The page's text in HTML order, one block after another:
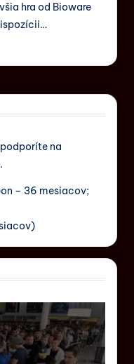
hra od Bioware
na
.
– 36 mesiacov;